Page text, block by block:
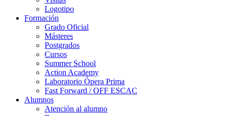
Logotipo
Formación
Grado Oficial
Másteres
Postgrados
Cursos
Summer School
Action Academy
Laboratorio Ópera Prima
Fast Forward / OFF ESCAC
Alumnos
Atención al alumno